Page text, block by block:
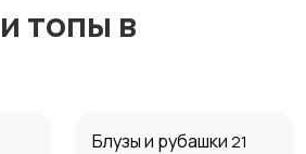
топы в
Блузы и рубашки 21